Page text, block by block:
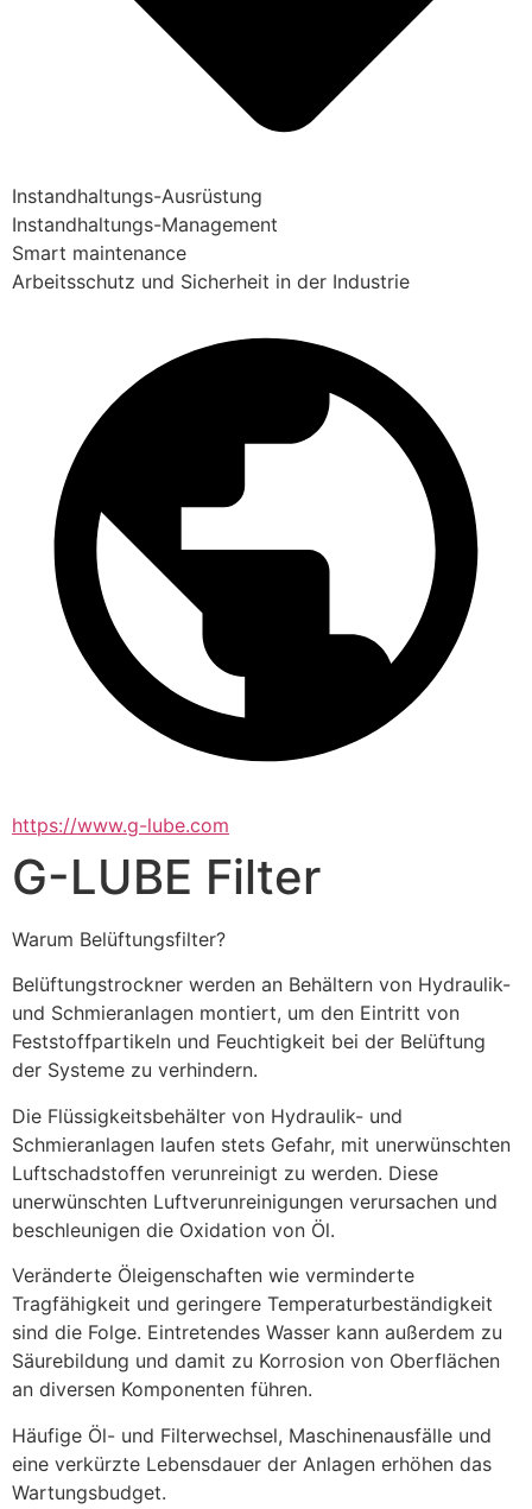
Instandhaltungs-Ausrüstung
Instandhaltungs-Management
Smart maintenance
Arbeitsschutz und Sicherheit in der Industrie
https://www.g-lube.com
G-LUBE Filter
Warum Belüftungsfilter?
Belüftungstrockner werden an Behältern von Hydraulik-
und Schmieranlagen montiert, um den Eintritt von
Feststoffpartikeln und Feuchtigkeit bei der Belüftung
der Systeme zu verhindern.
Die Flüssigkeitsbehälter von Hydraulik- und
Schmieranlagen laufen stets Gefahr, mit unerwünschten
Luftschadstoffen verunreinigt zu werden. Diese
unerwünschten Luftverunreinigungen verursachen und
beschleunigen die Oxidation von Öl.
Veränderte Öleigenschaften wie verminderte
Tragfähigkeit und geringere Temperaturbeständigkeit
sind die Folge. Eintretendes Wasser kann außerdem zu
Säurebildung und damit zu Korrosion von Oberflächen
an diversen Komponenten führen.
Häufige Öl- und Filterwechsel, Maschinenausfälle und
eine verkürzte Lebensdauer der Anlagen erhöhen das
Wartungsbudget.